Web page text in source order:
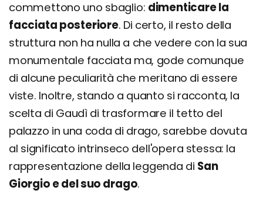
commettono uno sbaglio: dimenticare la
facciata posteriore. Di certo, il resto della
struttura non ha nulla a che vedere con la sua
monumentale facciata ma, gode comunque
di alcune peculiarità che meritano di essere
viste. Inoltre, stando a quanto si racconta, la
scelta di Gaudì di trasformare il tetto del
palazzo in una coda di drago, sarebbe dovuta
al significato intrinseco dell'opera stessa: la
rappresentazione della leggenda di San
Giorgio e del suo drago.